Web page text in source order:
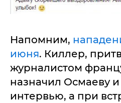
Напомним,
июня. Киллер,
журналистом
назначил Осмаеву
интервью, а при